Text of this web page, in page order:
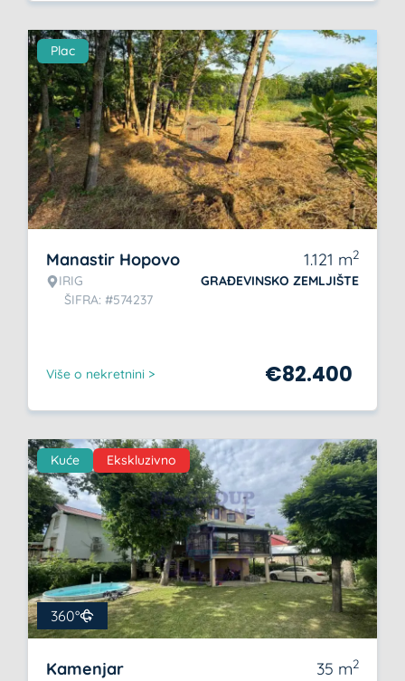
Plac
Manastir Hopovo
IRIG
ŠIFRA: #574237
1.121 m2
GRAĐEVINSKO ZEMLJIŠTE
Više o nekretnini > €82.400
Kuće Ekskluzivno
360°
Kamenjar 35 m2